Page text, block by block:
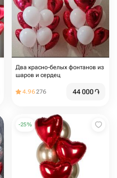
Два красно-белых фонтанов из
шаров и сердец
4.96276 44 000֏
-25%